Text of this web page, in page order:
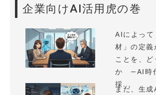
企業向けAI活用虎の巻
AIによって
材」の定義
ことを、ど
か —AI時
採...
まだ、生成